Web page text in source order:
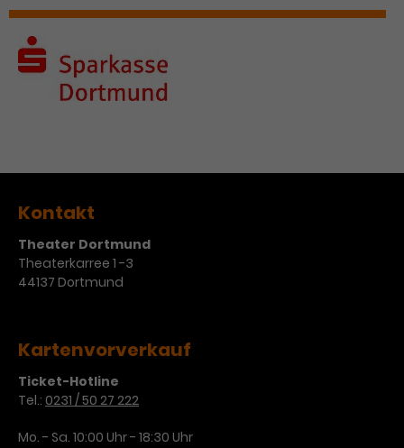
Kontakt
Theater Dortmund
Theaterkarree 1 -3
44137 Dortmund
Kartenvorverkauf
Ticket-Hotline
Tel.: 0231 / 50 27 222
Mo. - Sa. 10:00 Uhr - 18:30 Uhr